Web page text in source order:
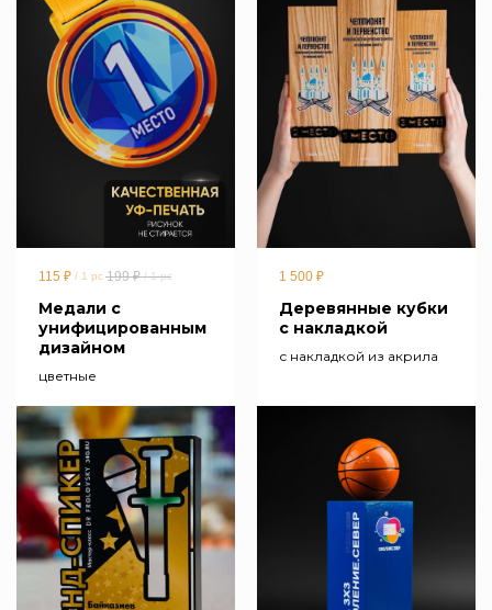
115 ₽ / 1 pc 199 ₽ / 1 pc
Медали с
унифицированным
дизайном
цветные
1 500 ₽
Деревянные кубки
с накладкой
с накладкой из акрила